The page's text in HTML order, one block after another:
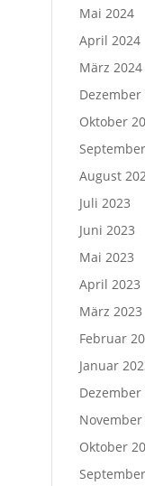
Mai 2024
April 2024
März 2024
Dezember
Oktober
August
Juli 2023
Juni 2023
Mai 2023
April 2023
März 2023
Februar
Januar
Dezember
November
Oktober